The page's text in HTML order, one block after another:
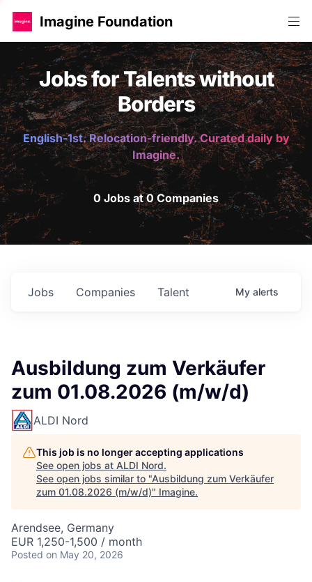
Imagine Foundation
Jobs for Talents without
Borders
English-1st. Relocation-friendly. Curated daily by
Imagine.
0 Jobs at 0 Companies
Jobs Companies Talent My alerts
Ausbildung zum Verkäufer
zum 01.08.2026 (m/w/d)
ALDI Nord
This job is no longer accepting applications
See open jobs at ALDI Nord.
See open jobs similar to "Ausbildung zum Verkäufer
zum 01.08.2026 (m/w/d)" Imagine.
Arendsee, Germany
EUR 1,250-1,500 / month
Posted on May 20, 2026